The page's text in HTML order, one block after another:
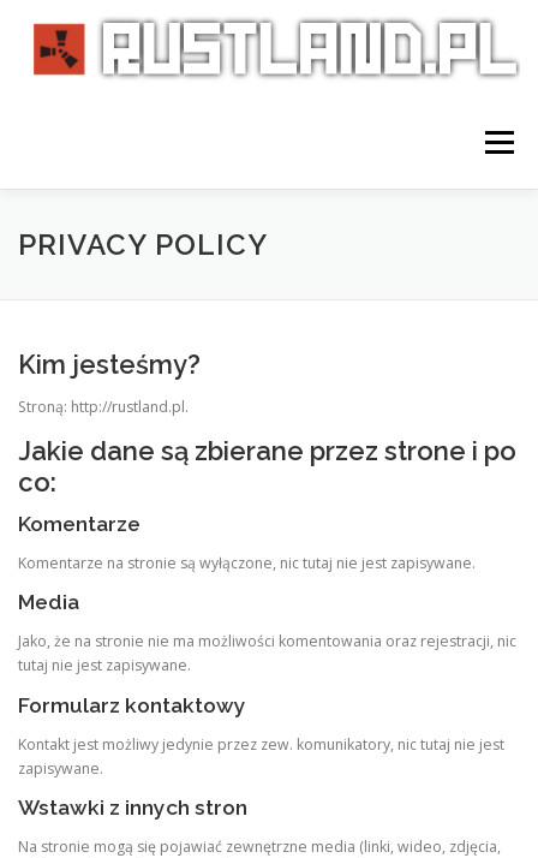
Menu
HOME REGULAMIN
KONTAKT PRIVACY POLICY
PRIVACY POLICY
Kim jesteśmy?
Stroną: http://rustland.pl.
Jakie dane są zbierane przez strone i po
co:
Komentarze
Komentarze na stronie są wyłączone, nic tutaj nie jest zapisywane.
Media
Jako, że na stronie nie ma możliwości komentowania oraz rejestracji, nic
tutaj nie jest zapisywane.
Formularz kontaktowy
Kontakt jest możliwy jedynie przez zew. komunikatory, nic tutaj nie jest
zapisywane.
Wstawki z innych stron
Na stronie mogą się pojawiać zewnętrzne media (linki, wideo, zdjęcia,